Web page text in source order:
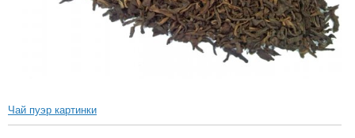
Чай пуэр картинки